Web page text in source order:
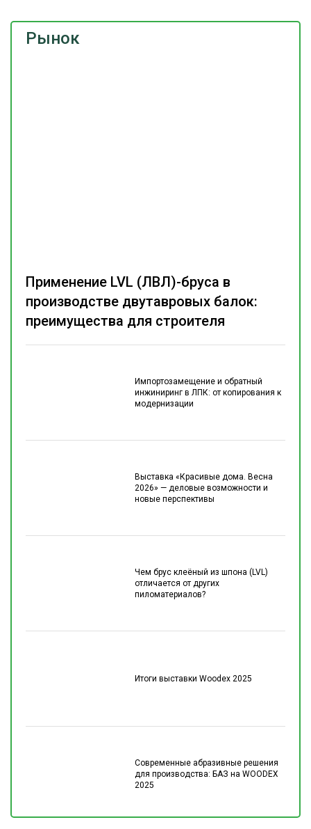
Рынок
Импортозамещение и обратный
инжиниринг в ЛПК: от копирования к
модернизации
Выставка «Красивые дома. Весна
2026» — деловые возможности и
новые перспективы
Чем брус клеёный из шпона (LVL)
отличается от других
пиломатериалов?
Итоги выставки Woodex 2025
Современные абразивные решения
для производства: БАЗ на WOODEX
2025
Применение LVL (ЛВЛ)-бруса в
производстве двутавровых балок:
преимущества для строителя